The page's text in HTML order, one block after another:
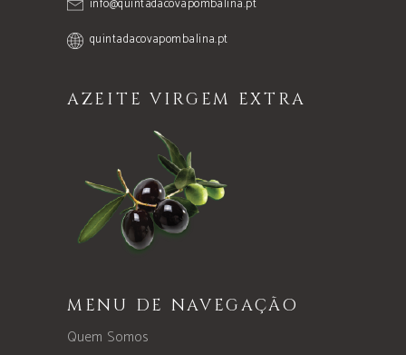
info@quintadacovapombalina.pt
quintadacovapombalina.pt
AZEITE VIRGEM EXTRA
MENU DE NAVEGAÇÃO
Quem Somos